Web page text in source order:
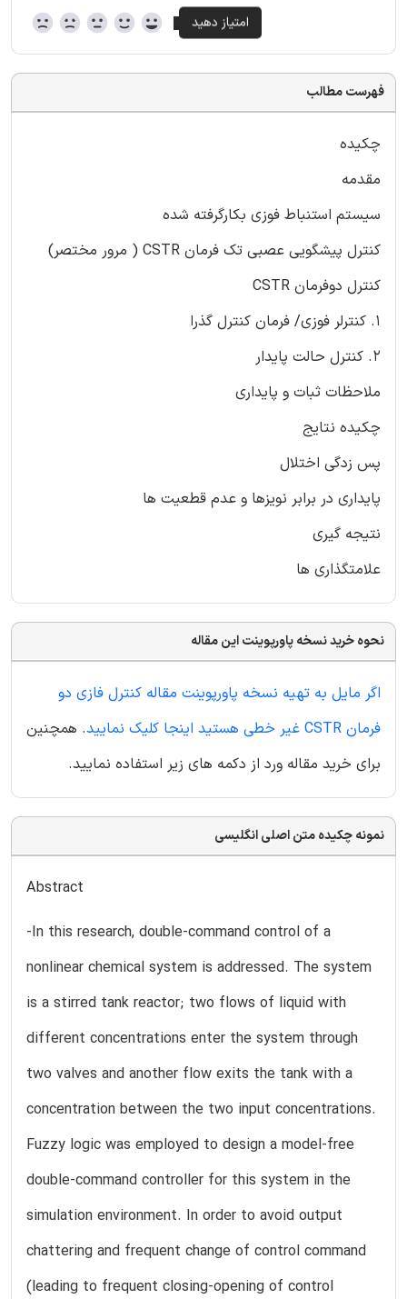
فهرست مطالب
چکیده
مقدمه
سیستم استنباط فوزی بکارگرفته شده
کنترل پیشگویی عصبی تک فرمان CSTR ( مرور مختصر)
کنترل دوفرمان CSTR
۱. کنترلر فوزی/ فرمان کنترل گذرا
۲. کنترل حالت پایدار
ملاحظات ثبات و پایداری
چکیده نتایج
پس زدگی اختلال
پایداری در برابر نویزها و عدم قطعیت ها
نتیجه گیری
علامتگذاری ها
نحوه خرید نسخه پاورپوینت این مقاله
اگر مایل به تهیه نسخه پاورپوینت مقاله کنترل فازی دو
فرمان CSTR غیر خطی هستید اینجا کلیک نمایید
. همچنین
برای خرید مقاله ورد از دکمه های زیر استفاده نمایید.
نمونه چکیده متن اصلی انگلیسی
Abstract
-In this research, double-command control of a
nonlinear chemical system is addressed. The system
is a stirred tank reactor; two flows of liquid with
different concentrations enter the system through
two valves and another flow exits the tank with a
concentration between the two input concentrations.
Fuzzy logic was employed to design a model-free
double-command controller for this system in the
simulation environment. In order to avoid output
chattering and frequent change of control command
(leading to frequent closing-opening of control